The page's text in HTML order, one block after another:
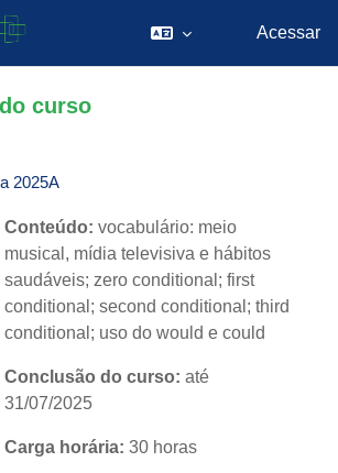
Acessar
curso
2025A
Conteúdo: vocabulário: meio
musical, mídia televisiva e hábitos
saudáveis; zero conditional; first
conditional; second conditional; third
conditional; uso do would e could
Conclusão do curso: até
31/07/2025
Carga horária: 30 horas